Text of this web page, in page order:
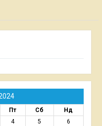
Пт Сб
Нд
4 5
6